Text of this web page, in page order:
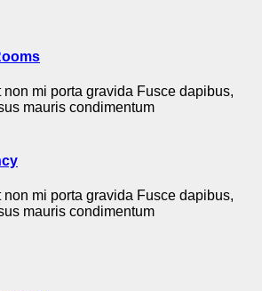
non mi porta gravida Fusce dapibus,
mauris condimentum
non mi porta gravida Fusce dapibus,
mauris condimentum